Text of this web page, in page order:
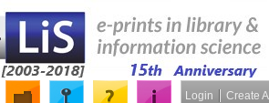
Login Create